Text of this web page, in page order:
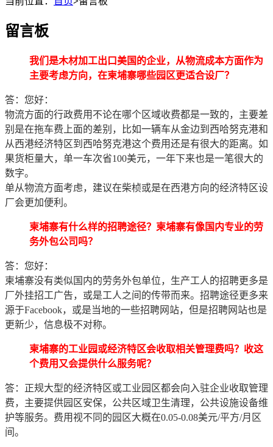
留言板
我们是木材加工出口美国的企业，从物流成本方面作为
主要考虑方向，在柬埔寨哪些园区更适合设厂？
答：您好：
物流方面的行政费用不论在哪个区域收费都是一致的，主要差
别是在拖车费上面的差别，比如一辆车从金边到西哈努克港和
从西港经济特区到西哈努克港这个费用还是有很大的距离。如
果货柜量大，单一车次省100美元，一年下来也是一笔很大的
数字。
单从物流方面考虑，建议在柴桢或是在西港方向的经济特区设
厂会更加便利。
柬埔寨有什么样的招聘途径？柬埔寨有像国内专业的劳
务外包公司吗？
答：您好：
柬埔寨没有类似国内的劳务外包单位，生产工人的招聘更多是
厂外挂招工广告，或是工人之间的传带而来。招聘途径更多来
源于Facebook，或是当地的一些招聘网站，但是招聘网站也是
更新少，信息极不对称。
柬埔寨的工业园或经济特区会收取相关管理费吗？收这
个费用又会提供什么服务呢？
答：正规大型的经济特区或工业园区都会向入驻企业收取管理
费，主要提供园区安保，公共区域卫生清理，公共设施设备维
护等服务。费用视不同的园区大概在0.05-0.08美元/平方/月区
间。